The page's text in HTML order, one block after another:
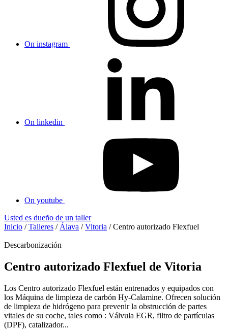
On instagram
On linkedin
On youtube
Usted es dueño de un taller
Inicio /Talleres / Álava /Vitoria /Centro autorizado Flexfuel
Descarbonización
Centro autorizado Flexfuel de Vitoria
Los Centro autorizado Flexfuel están entrenados y equipados con
los Máquina de limpieza de carbón Hy-Calamine. Ofrecen solución
de limpieza de hidrógeno para prevenir la obstrucción de partes
vitales de su coche, tales como : Válvula EGR, filtro de partículas
(DPF), catalizador...